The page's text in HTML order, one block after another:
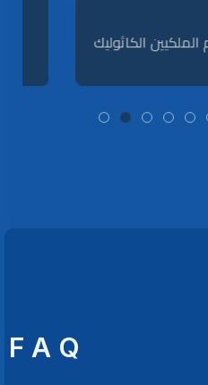
للروم الملكيين الكاثوليك
F A Q